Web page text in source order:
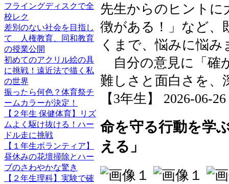
フライングディスクで全
校レク
差別のない社会を目指し
て 人権教育、同和教育
の授業公開
初めてのアクリル絵の具
に挑戦！遠近法で描く私
の世界
振ったら何色？体育祭チ
ームカラーが決定！
【２年生 保健体育】リズ
ムよく駆け抜ける！ハー
ドル走に挑戦
【１年生ボランティア】
昼休みの花壇掃除とハー
ブのさわやかな驚き
【２年生理科】実験で確
先生からのヒントに
徴がある！」など、
くまで、悩みに悩み
自分の意見に「確
難しさと面白さを、
【3年生】 2026-06-
命を守る行動を学
える」